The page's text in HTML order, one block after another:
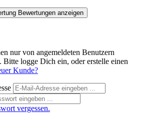
Bewertungen anzeigen
nur von angemeldeten Benutzern
Bitte logge Dich ein, oder erstelle einen
Kunde?
vergessen.